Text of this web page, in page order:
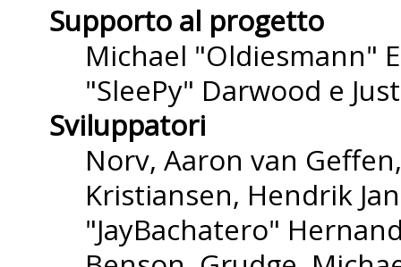
Supporto al progetto
Michael "Oldiesmann"
"SleePy" Darwood e
Sviluppatori
Norv, Aaron van
Kristiansen, Hendrik
"JayBachatero"